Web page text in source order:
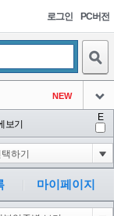
로그인 PC버전
NEW
아이콘
아이콘
아이콘
-16
0
보기
E
마이페이지